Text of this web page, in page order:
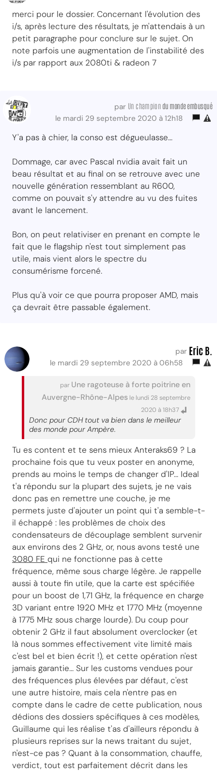
merci pour le dossier. Concernant l'évolution des
i/s, après lecture des résultats, je m'attendais à un
petit paragraphe pour conclure sur le sujet. On
note parfois une augmentation de l'instabilité des
i/s par rapport aux 2080ti & radeon 7
par Un champion du monde embusqué
le mardi 29 septembre 2020 à 12h18
Y'a pas à chier, la conso est dégueulasse...
Dommage, car avec Pascal nvidia avait fait un
beau résultat et au final on se retrouve avec une
nouvelle génération ressemblant au R600,
comme on pouvait s'y attendre au vu des fuites
avant le lancement.
Bon, on peut relativiser en prenant en compte le
fait que le flagship n'est tout simplement pas
utile, mais vient alors le spectre du
consumérisme forcené.
Plus qu'à voir ce que pourra proposer AMD, mais
ça devrait être passable également.
par Eric B.
le mardi 29 septembre 2020 à 06h58
par Une ragoteuse à forte poitrine en
Auvergne-Rhône-Alpes le lundi 28 septembre
2020 à 18h37
Donc pour CDH tout va bien dans le meilleur
des monde pour Ampère.
Tu es content et te sens mieux Anteraks69 ? La
prochaine fois que tu veux poster en anonyme,
prends au moins le temps de changer d'IP... Ideal
t'a répondu sur la plupart des sujets, je ne vais
donc pas en remettre une couche, je me
permets juste d'ajouter un point qui t'a semble-t-
il échappé : les problèmes de choix des
condensateurs de découplage semblent survenir
aux environs des 2 GHz, or, nous avons testé une
3080 FE qui ne fonctionne pas à cette
fréquence, même sous charge légère. Je rappelle
aussi à toute fin utile, que la carte est spécifiée
pour un boost de 1,71 GHz, la fréquence en charge
3D variant entre 1920 MHz et 1770 MHz (moyenne
à 1775 MHz sous charge lourde). Du coup pour
obtenir 2 GHz il faut absolument overclocker (et
là nous sommes effectivement vite limité mais
c'est bel et bien écrit !), et cette opération n'est
jamais garantie... Sur les customs vendues pour
des fréquences plus élevées par défaut, c'est
une autre histoire, mais cela n'entre pas en
compte dans le cadre de cette publication, nous
dédions des dossiers spécifiques à ces modèles,
Guillaume qui les réalise t'as d'ailleurs répondu à
plusieurs reprises sur la news traitant du sujet,
n'est-ce pas ? Quant à la consommation, chauffe,
verdict, tout est parfaitement décrit dans les